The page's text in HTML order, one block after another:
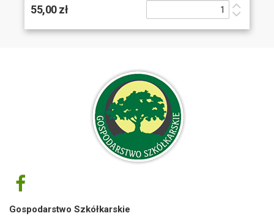
55,00 zł
Gospodarstwo Szkółkarskie